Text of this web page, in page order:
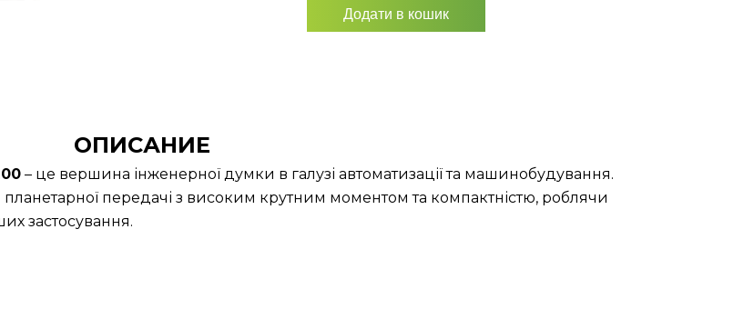
Додати в кошик
ОПИСАНИЕ
– це вершина інженерної думки в галузі автоматизації та машинобудування.
передачі з високим крутним моментом та компактністю, роблячи
застосування.